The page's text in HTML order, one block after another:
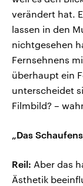
verändert hat.
lassen in den
nichtgesehen
Fernsehnens
überhaupt ein
unterscheidet
Filmbild? –
„Das
Reil: Aber das
Ästhetik